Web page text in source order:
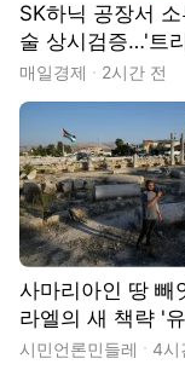
SK하닉 공장서 소
술 상시검증…'트
내년 완공
매일경제 2시간 전
사마리아인 땅 빼
라엘의 새 책략 '
시민언론민들레 4시